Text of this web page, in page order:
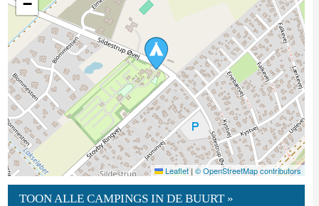
−
Leaflet | © OpenStreetMap contributors
TOON ALLE CAMPINGS IN DE BUURT »